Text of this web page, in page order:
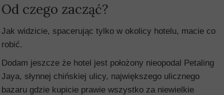
Od czego zacząć?
Jak widzicie, spacerując tylko w okolicy hotelu, macie co
robić.
Dodam jeszcze że hotel jest położony nieopodal Petaling
Jaya, słynnej chińskiej ulicy, największego ulicznego
bazaru gdzie kupicie prawie wszystko za niewielkie